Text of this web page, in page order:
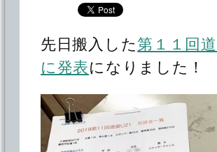
先日搬入した第１１回
に発表になりました！